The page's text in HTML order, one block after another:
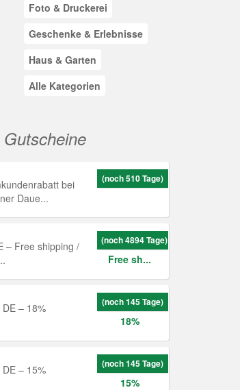
Foto & Druckerei
Geschenke & Erlebnisse
Haus & Garten
Alle Kategorien
bei
Daue...
(noch 510 Tage)
– Free shipping /
(noch 4894 Tage)
Free sh...
– 18% (noch 145 Tage)
18%
– 15% (noch 145 Tage)
15%